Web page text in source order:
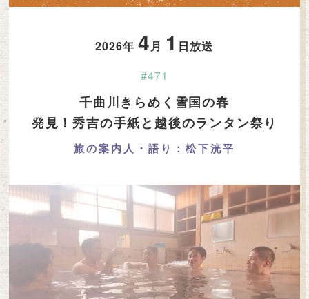
2026年4月 1 日放送
#471
千曲川きらめく雪国の春
発見！秀吉の手紙と越後のランタン祭り
旅の案内人・語り：松下洸平